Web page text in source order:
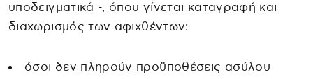
υποδειγματικά -, όπου γίνεται καταγραφή και
διαχωρισμός των αφιχθέντων:
όσοι δεν πληρούν προϋποθέσεις ασύλου